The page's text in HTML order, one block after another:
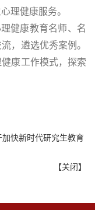
理健康服务。
健康教育名师、名
，遴选优秀案例。
康工作模式，探索
快新时代研究生教育
【关闭】